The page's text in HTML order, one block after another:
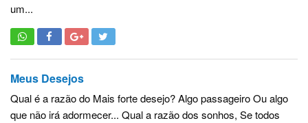
um...
Meus Desejos
Qual é a razão do Mais forte desejo? Algo passageiro Ou algo
que não irá adormecer... Qual a razão dos sonhos, Se todos